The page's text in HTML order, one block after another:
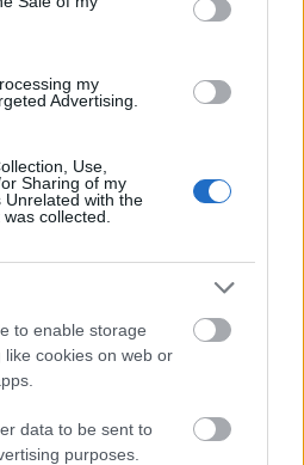
my
Advertising.
Use,
Sharing of my
Unrelated with the
collected.
to enable storage
cookies on web or
data to be sent to
purposes.
Manszúr bent ülve két
vesznek fel a kamerák,
a buszból és beszélt
el Meixner,
meg tudták oldani a
sem akadtak
még nem kapott nagy
hogy irodáját
meg e-mailen, hogy
A producer és társa,
volt a sztorival. "Szép
amelyet csak
amit az emberek